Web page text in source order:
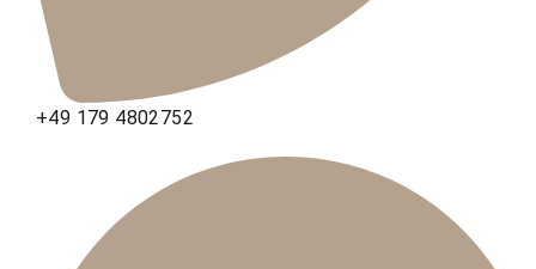
+49 179 4802752